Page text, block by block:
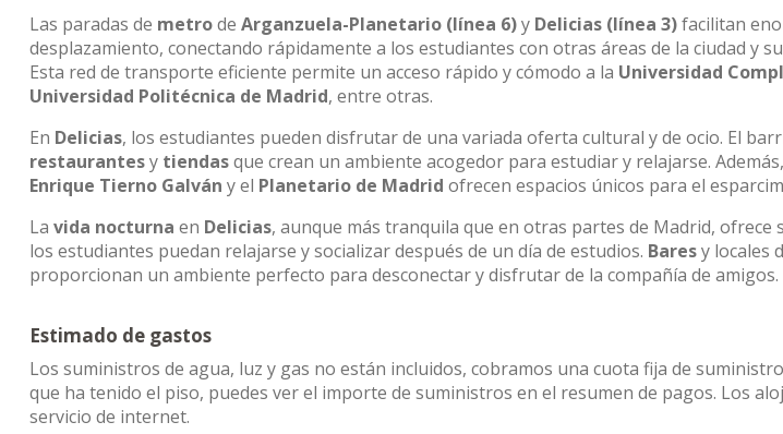
Las paradas de metrode Arganzuela-Planetario (línea 6)y Delicias (línea 3)facilitan
desplazamiento, conectando rápidamente a los estudiantes con otras áreas de la ciudad y
Esta red de transporte eficiente permite un acceso rápido y cómodo a la Universidad
Universidad Politécnica de Madrid, entre otras.
En Delicias, los estudiantes pueden disfrutar de una variada oferta cultural y de ocio. El
restaurantesy tiendasque crean un ambiente acogedor para estudiar y relajarse.
Enrique Tierno Galván y el Planetario de Madrid ofrecen espacios únicos para el
La vida nocturna en Delicias, aunque más tranquila que en otras partes de Madrid, ofrece
los estudiantes puedan relajarse y socializar después de un día de estudios. Baresy locales
proporcionan un ambiente perfecto para desconectar y disfrutar de la compañía de amigos.
Estimado de gastos
Los suministros de agua, luz y gas no están incluidos, cobramos una cuota fija de
que ha tenido el piso, puedes ver el importe de suministros en el resumen de pagos. Los
servicio de internet.